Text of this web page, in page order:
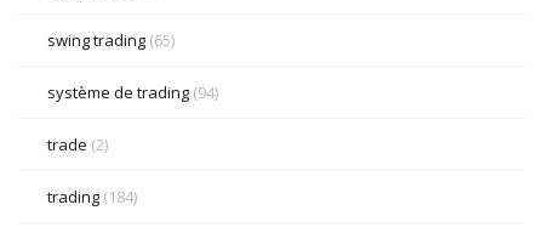
swing trading (65)
système de trading (94)
trade (2)
trading (184)